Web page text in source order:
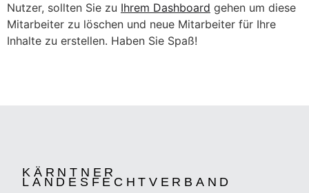
Nutzer, sollten Sie zu Ihrem Dashboard gehen um diese
Mitarbeiter zu löschen und neue Mitarbeiter für Ihre
Inhalte zu erstellen. Haben Sie Spaß!
KÄRNTNER
LANDESFECHTVERBAND